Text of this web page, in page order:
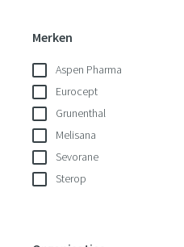
Merken
Aspen Pharma
Eurocept
Grunenthal
Melisana
Sevorane
Sterop